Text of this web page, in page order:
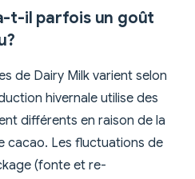
t-il parfois un goût
de Dairy Milk varient selon
hivernale utilise des
différents en raison de la
cacao. Les fluctuations de
(fonte et re-